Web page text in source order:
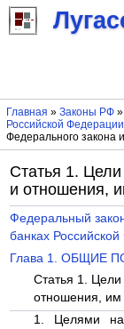
Главная » Законы РФ»
Российской Федерации
Федерального закона
Статья 1.
и отношения,
Федеральный
банках
Глава 1. ОБЩИЕ
Статья 1.
отношения, им
1. Целями